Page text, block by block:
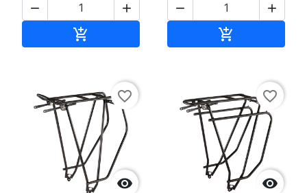
 

 


favorite_border

favorite_border